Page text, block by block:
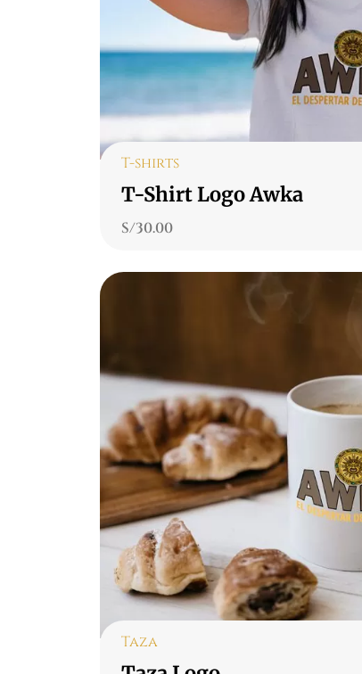
T-shirts
T-Shirt Logo Awka
S/30.00
Taza